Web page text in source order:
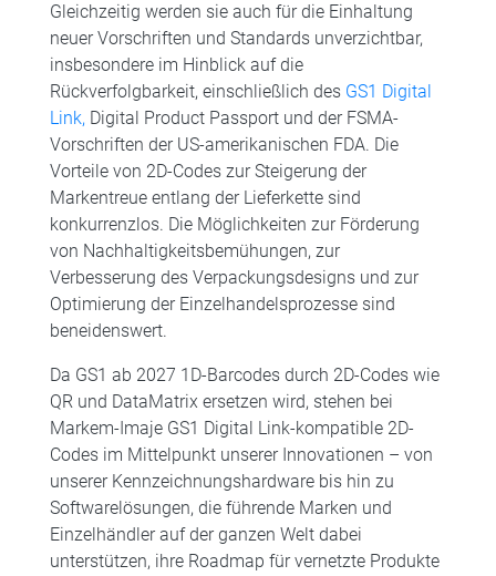
Gleichzeitig werden sie auch für die Einhaltung
neuer Vorschriften und Standards unverzichtbar,
insbesondere im Hinblick auf die
Rückverfolgbarkeit, einschließlich des GS1 Digital
Link,Digital Product Passport und der FSMA-
Vorschriften der US-amerikanischen FDA. Die
Vorteile von 2D-Codes zur Steigerung der
Markentreue entlang der Lieferkette sind
konkurrenzlos. Die Möglichkeiten zur Förderung
von Nachhaltigkeitsbemühungen, zur
Verbesserung des Verpackungsdesigns und zur
Optimierung der Einzelhandelsprozesse sind
beneidenswert.
Da GS1 ab 2027 1D-Barcodes durch 2D-Codes wie
QR und DataMatrix ersetzen wird, stehen bei
Markem-Imaje GS1 Digital Link-kompatible 2D-
Codes im Mittelpunkt unserer Innovationen – von
unserer Kennzeichnungshardware bis hin zu
Softwarelösungen, die führende Marken und
Einzelhändler auf der ganzen Welt dabei
unterstützen, ihre Roadmap für vernetzte Produkte